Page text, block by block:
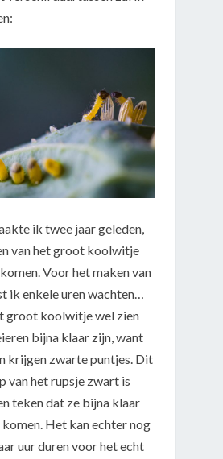
ik twee jaar geleden,
van het groot koolwitje
Voor het maken van
ik enkele uren wachten…
groot koolwitje wel zien
bijna klaar zijn, want
krijgen zwarte puntjes. Dit
van het rupsje zwart is
teken dat ze bijna klaar
Het kan echter nog
uur duren voor het echt